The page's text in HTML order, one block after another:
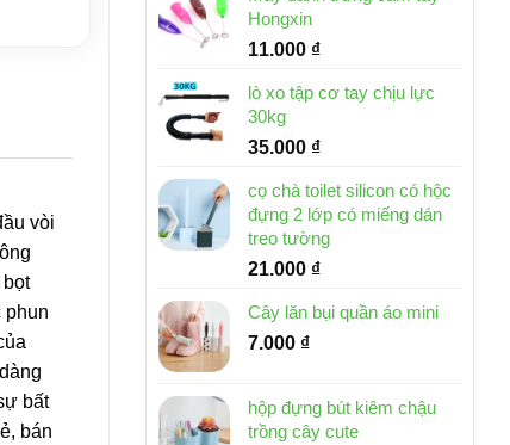
Hongxin
11.000 ₫
lò xo tập cơ tay chịu lực
30kg
35.000 ₫
cọ chà toilet silicon có hộc
đựng 2 lớp có miếng dán
treo tường
21.000 ₫
Cây lăn bụi quần áo mini
7.000 ₫
hộp đựng bút kiêm chậu
trồng cây cute
vòi
phun
bất
bán